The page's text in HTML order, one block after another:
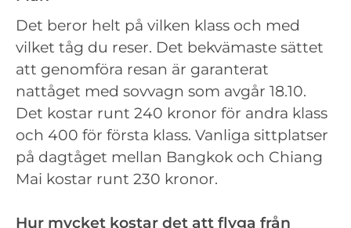
Det beror helt på vilken klass och med
vilket tåg du reser. Det bekvämaste sättet
att genomföra resan är garanterat
nattåget med sovvagn som avgår 18.10.
Det kostar runt 240 kronor för andra klass
och 400 för första klass. Vanliga sittplatser
på dagtåget mellan Bangkok och Chiang
Mai kostar runt 230 kronor.
Hur mycket kostar det att flyga från